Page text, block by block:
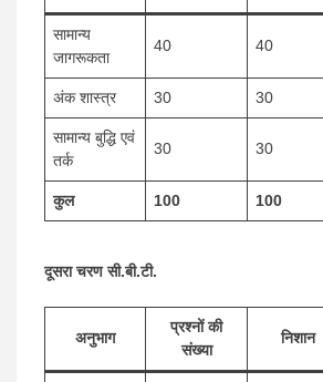
सामान्य
जागरूकता
40 40
अंक शास्त्र 30 30
सामान्य बुद्धि एवं
तर्क
30 30
कुल 100 100
दूसरा चरण सी.बी.टी.
अनुभाग
प्रश्नों की
संख्या
निशान